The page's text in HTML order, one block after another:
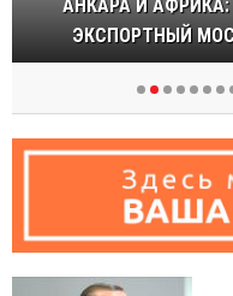
АНКАРА И
ЭКСПОРТНЫЙ